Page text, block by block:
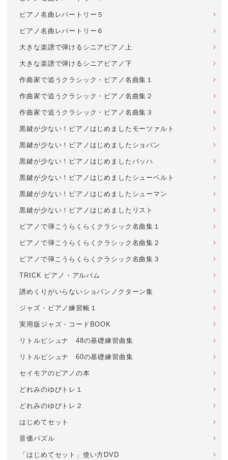
ピアノ名曲レパートリー５
ピアノ名曲レパートリー６
大きな楽譜で弾けるシニアピアノ上
大きな楽譜で弾けるシニアピアノ下
作曲家で追うクラシック・ピアノ名曲集１
作曲家で追うクラシック・ピアノ名曲集２
作曲家で追うクラシック・ピアノ名曲集３
黒鍵が少ない！ピアノはじめましたモーツァルト
黒鍵が少ない！ピアノはじめましたショパン
黒鍵が少ない！ピアノはじめましたバッハ
黒鍵が少ない！ピアノはじめましたシューベルト
黒鍵が少ない！ピアノはじめましたシューマン
黒鍵が少ない！ピアノはじめましたリスト
ピアノで弾こうらくらくクラシック名曲集１
ピアノで弾こうらくらくクラシック名曲集２
ピアノで弾こうらくらくクラシック名曲集３
TRICK ピアノ・アルバム
譜めくりがいらないショパンノクターン集
ジャズ・ピアノ練習帳１
実用版ジャズ・コードBOOK
リトルピシュナ 48の基礎練習曲集
リトルピシュナ 60の基礎練習曲集
セイモアのピアノの本
どれみのゆびトレ１
どれみのゆびトレ２
はじめてセット
音価パズル
「はじめてセット」使い方DVD